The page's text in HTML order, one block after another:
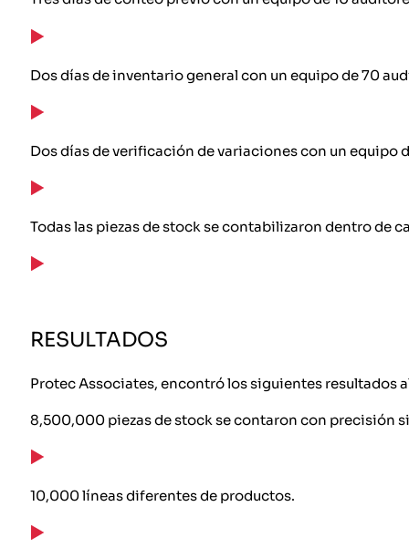
Dos días de inventario general con un equipo de 70
Dos días de verificación de variaciones con un equipo
Todas las piezas de stock se contabilizaron dentro de
RESULTADOS
Protec Associates, encontró los siguientes resultados
8,500,000 piezas de stock se contaron con precisión
10,000 líneas diferentes de productos.